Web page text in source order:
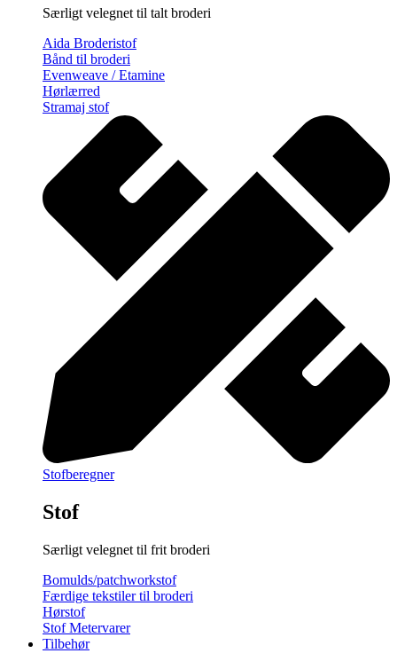
Særligt velegnet til talt broderi
Aida Broderistof
Bånd til broderi
Evenweave / Etamine
Hørlærred
Stramaj stof
Stofberegner
Stof
Særligt velegnet til frit broderi
Bomulds/patchworkstof
Færdige tekstiler til broderi
Hørstof
Stof Metervarer
Tilbehør